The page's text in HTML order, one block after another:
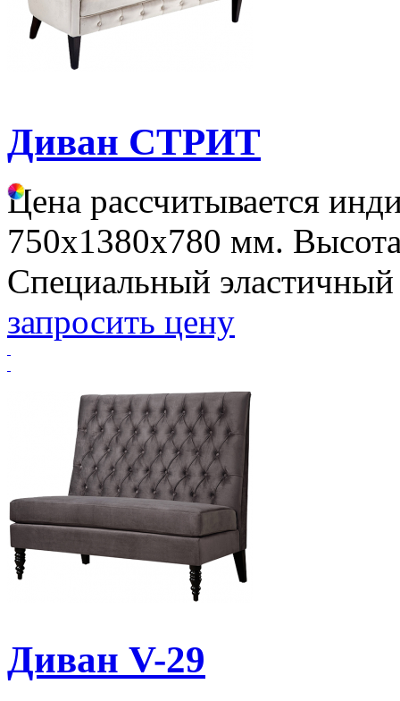
Диван СТРИТ
Цена рассчитывается
750х1380х780 мм.
Специальный
запросить цену
Диван V-29